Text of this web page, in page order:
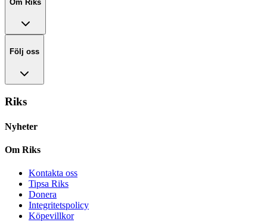
Om Riks
Följ oss
Riks
Nyheter
Om Riks
Kontakta oss
Tipsa Riks
Donera
Integritetspolicy
Köpevillkor